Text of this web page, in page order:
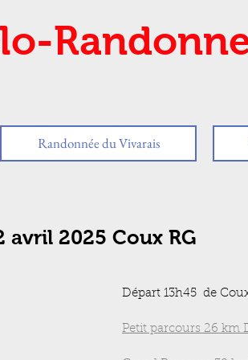
Randonnée du Vivarais
avril 2025 Coux RG
Départ 13h45  de
Petit parcours 26 km